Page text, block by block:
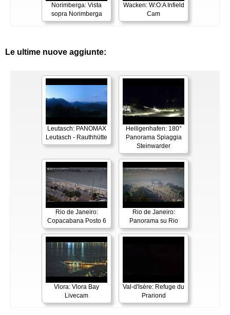
Norimberga: Vista
sopra Norimberga
Wacken: W:O:A Infield
Cam
Le ultime nuove aggiunte:
Leutasch: PANOMAX
Leutasch - Rauthhütte
Heiligenhafen: 180°
Panorama Spiaggia
Steinwarder
Rio de Janeiro:
Copacabana Posto 6
Rio de Janeiro:
Panorama su Rio
Vlora: Vlora Bay
Livecam
Val-d'Isère: Refuge du
Prariond